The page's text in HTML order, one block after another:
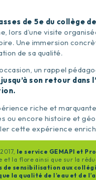
de 5e du collège
lors d’une visite
Une immersion
de sa qualité.
un rappel
son retour
riche et
ou encore histoire et
cette expérience
le service GEMAPI et
et la flore ainsi que sur la
de sensibilisation aux
la qualité de l’eau et de